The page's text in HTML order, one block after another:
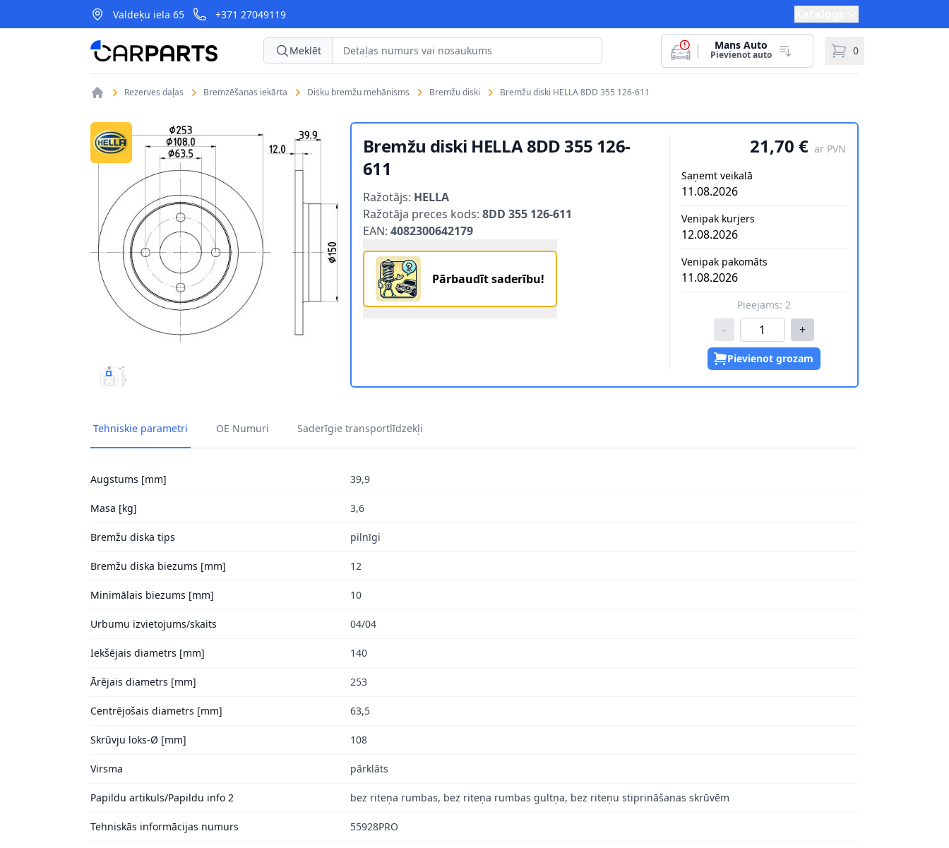
Valdeķu iela 65 +371 27049119
CarParts Meklēt Mans Auto
Pievienot auto 0
Rezerves daļas Bremzēšanas iekārta Disku bremžu mehānisms Bremžu diski Bremžu diski HELLA 8DD 355 126-611
BREMŽU DISKI HELLA 8DD 355 126-611 1
Bremžu diski HELLA 8DD 355 126-
611
Ražotājs: HELLA
Ražotāja preces kods: 8DD 355 126-611
EAN: 4082300642179
Pārbaudīt saderību!
21,70 € ar PVN
Saņemt veikalā
11.08.2026
Venipak kurjers
12.08.2026
Venipak pakomāts
11.08.2026
Pieejams: 2
- +
Pievienot grozam
Tehniskie parametri OE Numuri Saderīgie transportlīdzekļi
Augstums [mm] 39,9
Masa [kg] 3,6
Bremžu diska tips pilnīgi
Bremžu diska biezums [mm] 12
Minimālais biezums [mm] 10
Urbumu izvietojums/skaits 04/04
Iekšējais diametrs [mm] 140
Ārējais diametrs [mm] 253
Centrējošais diametrs [mm] 63,5
Skrūvju loks-Ø [mm] 108
Virsma pārklāts
Papildu artikuls/Papildu info 2 bez riteņa rumbas, bez riteņa rumbas gultņa, bez riteņu stiprināšanas skrūvēm
Tehniskās informācijas numurs 55928PRO